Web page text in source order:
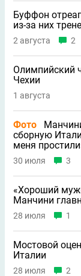
Буффон
из-за них
2 августа 2
Олимпийский
Чехии
1 августа
Фото
сборную
меня
30 июля 3
«Хороший
Манчини
28 июля 1
Мостовой
Италии
28 июля 2